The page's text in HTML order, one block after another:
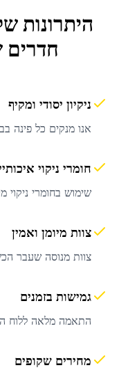
היתרונות
חדרים
ניקיון יסודי ומקיף
אנו מנקים כל פינה
חומרי ניקוי
שימוש בחומרי ניקוי
צוות מיומן ואמין
צוות מנוסה שעבר
גמישות בזמנים
התאמה מלאה ללוח
מחירים שקופים